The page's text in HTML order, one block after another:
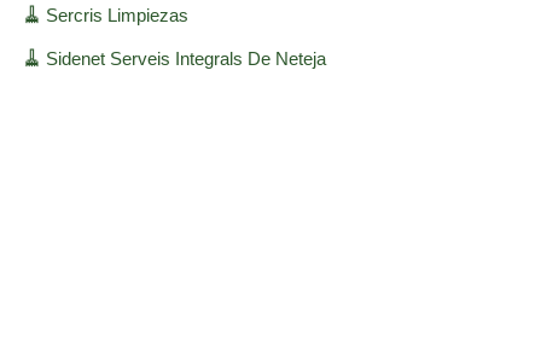
🧹 Sercris Limpiezas
🧹 Sidenet Serveis Integrals De Neteja